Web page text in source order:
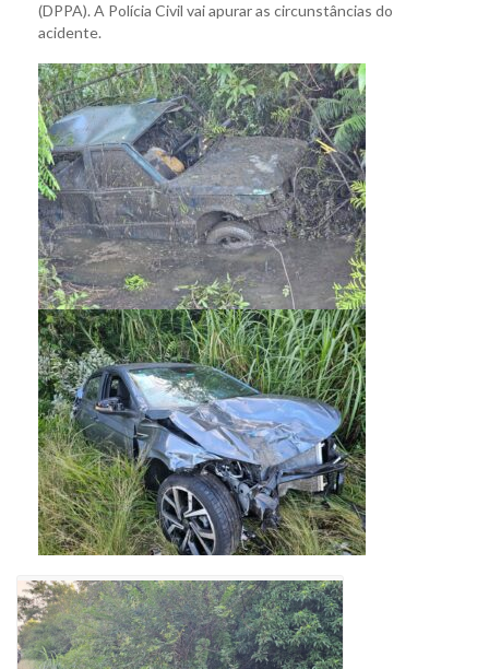
(DPPA). A Polícia Civil vai apurar as circunstâncias do
acidente.